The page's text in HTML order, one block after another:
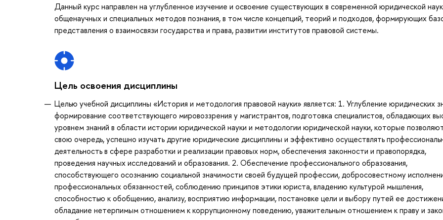
Данный курс направлен на углубленное изучение и освоение существующих в современной юридической
общенаучных и специальных методов познания, в том числе концепций, теорий и подходов, формирующих
представления о взаимосвязи государства и права, развитии институтов правовой системы.
Цель освоения дисциплины
Целью учебной дисциплины «История и методология правовой науки» является: 1. Углубление юридических
формирование соответствующего мировоззрения у магистрантов, подготовка специалистов, обладающих
уровнем знаний в области истории юридической науки и методологии юридической науки, которые
свою очередь, успешно изучать другие юридические дисциплины и эффективно осуществлять
деятельность в сфере разработки и реализации правовых норм, обеспечения законности и правопорядка,
проведения научных исследований и образования. 2. Обеспечение профессионального образования,
способствующего осознанию социальной значимости своей будущей профессии, добросовестному
профессиональных обязанностей, соблюдению принципов этики юриста, владению культурой мышления,
способностью к обобщению, анализу, восприятию информации, постановке цели и выбору путей ее
обладание нетерпимым отношением к коррупционному поведению, уважительным отношением к праву и